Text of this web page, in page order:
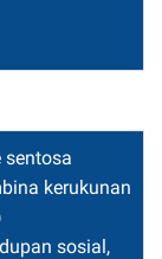
sentosa
kerukunan
sosial,